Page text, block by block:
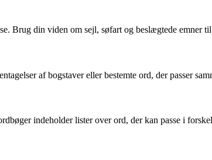
Brug din viden om sejl, søfart og beslægtede emner
af bogstaver eller bestemte ord, der passer
indeholder lister over ord, der kan passe i